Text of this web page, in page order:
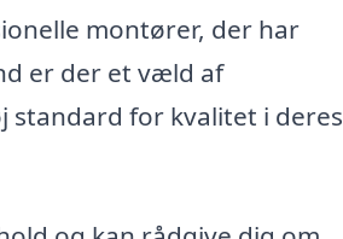
montører, der har
er der et væld af
standard for kvalitet i deres